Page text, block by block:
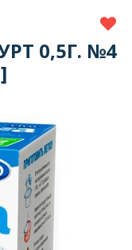
0,5Г. №4